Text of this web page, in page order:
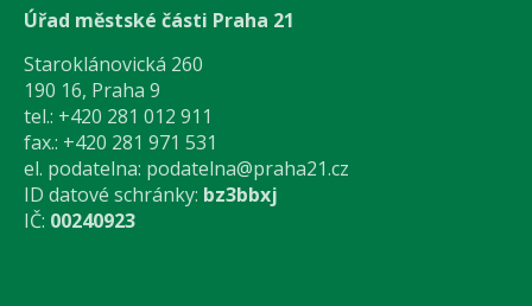
Úřad městské části Praha 21
Staroklánovická 260
190 16, Praha 9
tel.: +420 281 012 911
fax.: +420 281 971 531
el. podatelna: podatelna@praha21.cz
ID datové schránky: bz3bbxj
IČ: 00240923